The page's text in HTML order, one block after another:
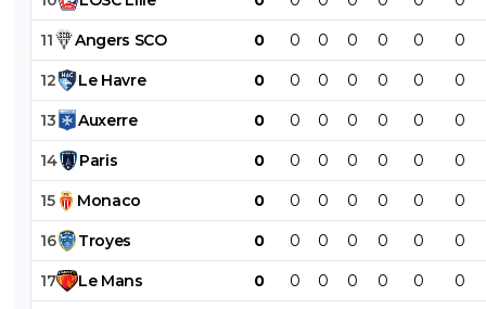
11 Angers SCO 0 0 0 0 0 0 0
12 Le Havre 0 0 0 0 0 0 0
13 Auxerre 0 0 0 0 0 0 0
14 Paris 0 0 0 0 0 0 0
15 Monaco 0 0 0 0 0 0 0
16 Troyes 0 0 0 0 0 0 0
17 Le Mans 0 0 0 0 0 0 0